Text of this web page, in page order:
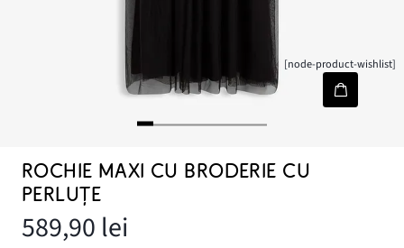
[node-product-wishlist]
ROCHIE MAXI CU BRODERIE CU
PERLUȚE
589,90 lei